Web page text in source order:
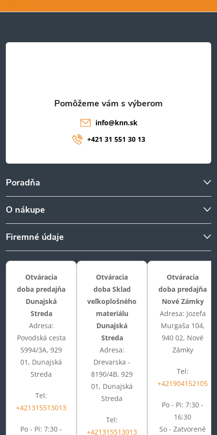
t
Poradňa
O nákupe
Firemné údaje
info@knn.sk
+421 31 551 30 13
Otváracia
doba predajňa
Dunajská
Streda
Adresa:
Povodská cesta
5994/3A, 929
01, Dunajská
Streda
Tel:
+421315513013
Po - Pi: 7:30 -
Otváracia
doba Sklad
veľkoplošného
materiálu
Dunajská
Streda
Adresa:
Drevarska -
8190/4B, 929
01, Dunajská
Streda
Tel:
+421315513013
Otváracia
doba predajňa
Nové Zámky
Adresa: Jozefa
Murgaša 104,
940 02, Nové
Zámky
Tel:
+421904152105
Po - Pi: 7:30 -
16:30
So - Zatvorené